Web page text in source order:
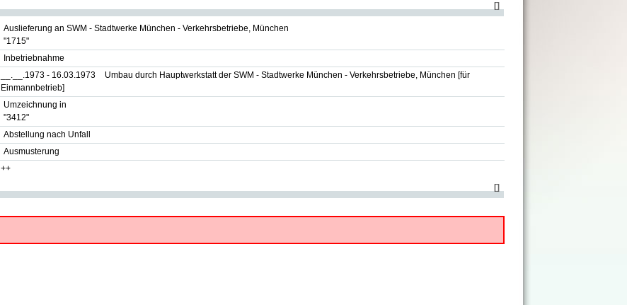
[]
Auslieferung an SWM - Stadtwerke München - Verkehrsbetriebe, München
"1715"
Inbetriebnahme
__.__.1973 - 16.03.1973
Umbau durch Hauptwerkstatt der SWM - Stadtwerke München - Verkehrsbetriebe, München [für
Einmannbetrieb]
Umzeichnung in
"3412"
Abstellung nach Unfall
Ausmusterung
++
[]